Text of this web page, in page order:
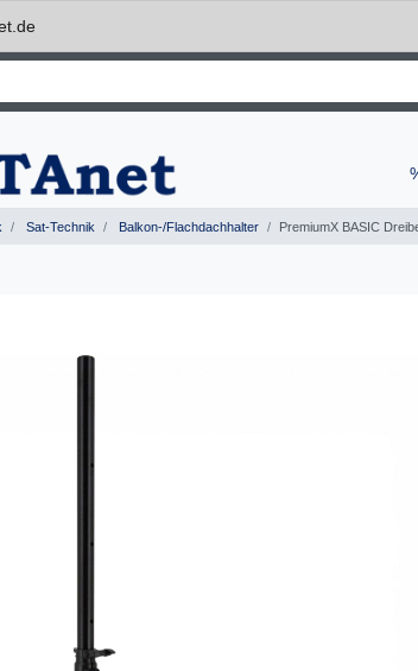
Sat-Technik Balkon-/Flachdachhalter PremiumX BASIC